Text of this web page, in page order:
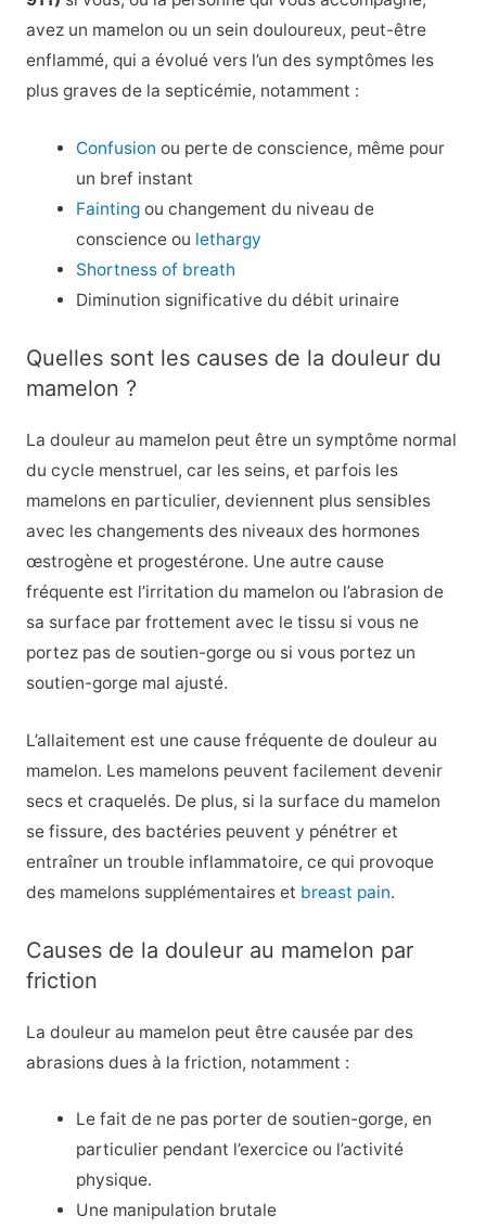
avez un mamelon ou un sein douloureux, peut-être
enflammé, qui a évolué vers l’un des symptômes les
plus graves de la septicémie, notamment :
Confusion ou perte de conscience, même pour
un bref instant
Fainting ou changement du niveau de
conscience ou lethargy
Shortness of breath
Diminution significative du débit urinaire
Quelles sont les causes de la douleur du
mamelon ?
La douleur au mamelon peut être un symptôme normal
du cycle menstruel, car les seins, et parfois les
mamelons en particulier, deviennent plus sensibles
avec les changements des niveaux des hormones
œstrogène et progestérone. Une autre cause
fréquente est l’irritation du mamelon ou l’abrasion de
sa surface par frottement avec le tissu si vous ne
portez pas de soutien-gorge ou si vous portez un
soutien-gorge mal ajusté.
L’allaitement est une cause fréquente de douleur au
mamelon. Les mamelons peuvent facilement devenir
secs et craquelés. De plus, si la surface du mamelon
se fissure, des bactéries peuvent y pénétrer et
entraîner un trouble inflammatoire, ce qui provoque
des mamelons supplémentaires et breast pain.
Causes de la douleur au mamelon par
friction
La douleur au mamelon peut être causée par des
abrasions dues à la friction, notamment :
Le fait de ne pas porter de soutien-gorge, en
particulier pendant l’exercice ou l’activité
physique.
Une manipulation brutale